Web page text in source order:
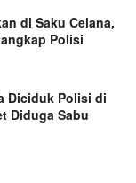
di Saku Celana,
Polisi
Diciduk Polisi di
Diduga Sabu